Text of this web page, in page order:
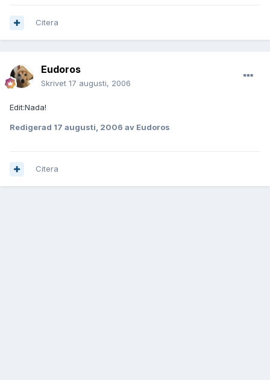
Citera
Eudoros
Skrivet 17 augusti, 2006
Edit:Nada!
Redigerad 17 augusti, 2006 av Eudoros
Citera